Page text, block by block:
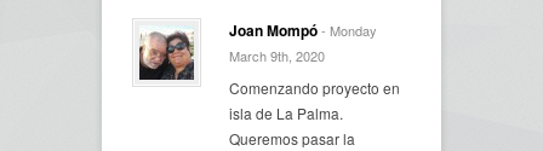
Joan Mompó- Monday
March 9th, 2020
Comenzando proyecto en
isla de La Palma.
Queremos pasar la